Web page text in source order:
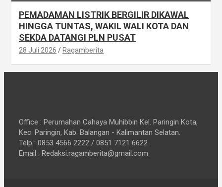
PEMADAMAN LISTRIK BERGILIR DIKAWAL
HINGGA TUNTAS, WAKIL WALI KOTA DAN
SEKDA DATANGI PLN PUSAT
28 Juli 2026 Ragamberita
Office : Perumahan Cahaya Muhibbin Kel. Paringin Kota,
Kec. Paringin, Kab. Balangan - Kalimantan Selatan.
Telp : 0853 4566 2222 / 0851 7121 6622
Email : Redaksi.ragamberita@gmail.com